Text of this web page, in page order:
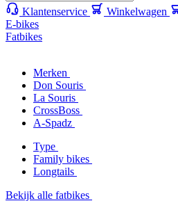
Klantenservice Winkelwagen
E-bikes
Fatbikes
Merken
Don Souris
La Souris
CrossBoss
A-Spadz
Type
Family bikes
Longtails
Bekijk alle fatbikes